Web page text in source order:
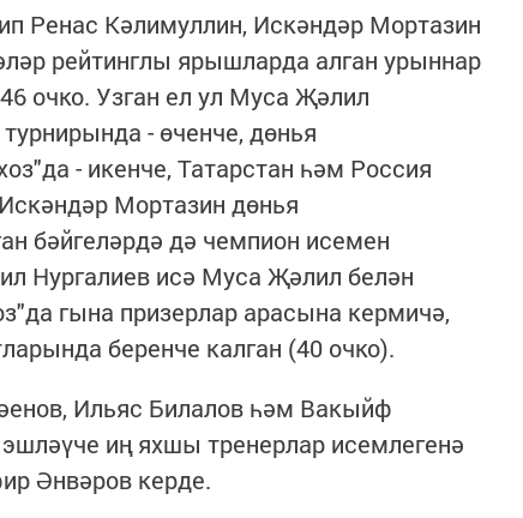
Ренас Кәлимуллин, Искәндәр Мортазин
рейтинглы ярышларда алган урыннар
очко. Узган ел ул Муса Җәлил
- өченче, дөнья
- икенче, Татарстан һәм Россия
Мортазин дөнья
бәйгеләрдә дә чемпион исемен
Нургалиев исә Муса Җәлил белән
гына призерлар арасына кермичә,
беренче калган (40 очко).
Ильяс Билалов һәм Вакыйф
иң яхшы тренерлар исемлегенә
Әнвәров керде.